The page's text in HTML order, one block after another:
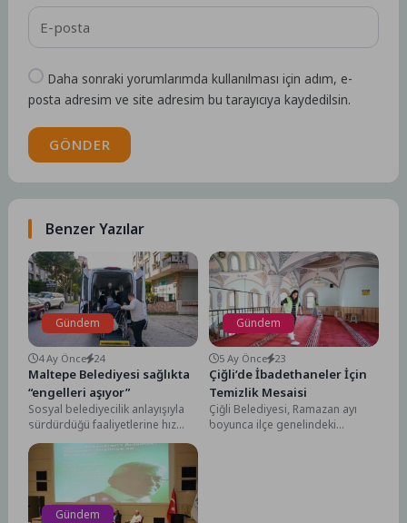
Daha sonraki yorumlarımda kullanılması için adım, e-
posta adresim ve site adresim bu tarayıcıya kaydedilsin.
GÖNDER
Benzer Yazılar
Gündem
4 Ay Önce 24
Maltepe Belediyesi sağlıkta
“engelleri aşıyor”
Sosyal belediyecilik anlayışıyla
sürdürdüğü faaliyetlerine hız
kesmeden devam eden Maltepe
Belediyesi, sağlıkta da engelleri
aşmaya...
Gündem
5 Ay Önce 23
Çiğli’de İbadethaneler İçin
Temizlik Mesaisi
Çiğli Belediyesi, Ramazan ayı
boyunca ilçe genelindeki
Gündem